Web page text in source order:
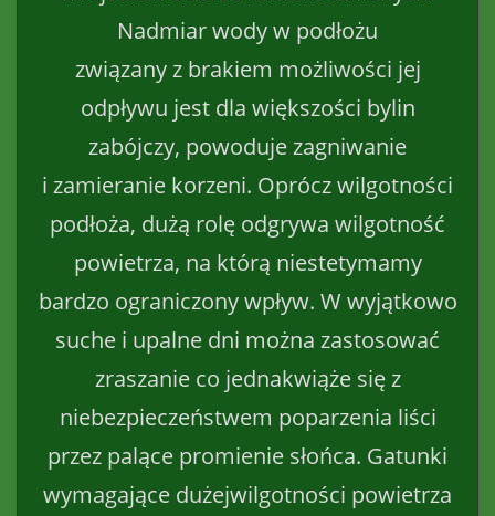
Nadmiar wody w podłożu
związany z brakiem możliwości jej
odpływu jest dla większości bylin
zabójczy, powoduje zagniwanie
i zamieranie korzeni. Oprócz wilgotności
podłoża, dużą rolę odgrywa wilgotność
powietrza, na którą niestetymamy
bardzo ograniczony wpływ. W wyjątkowo
suche i upalne dni można zastosować
zraszanie co jednakwiąże się z
niebezpieczeństwem poparzenia liści
przez palące promienie słońca. Gatunki
wymagające dużejwilgotności powietrza